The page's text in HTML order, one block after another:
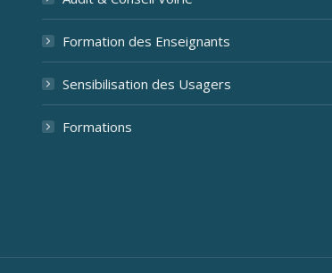
Formation des Enseignants
Sensibilisation des Usagers
Formations